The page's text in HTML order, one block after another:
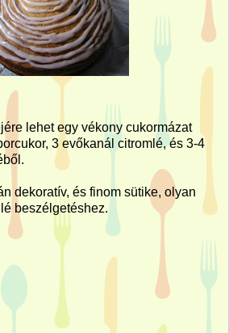
lehet egy vékony cukormázat
3 evőkanál citromlé, és 3-4
dekoratív, és finom sütike, olyan
beszélgetéshez.